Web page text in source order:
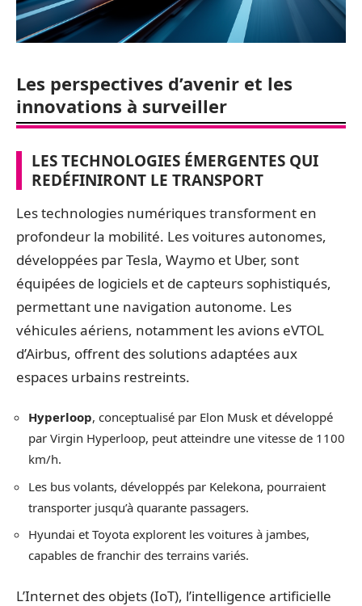
Les perspectives d’avenir et les
innovations à surveiller
LES TECHNOLOGIES ÉMERGENTES QUI
REDÉFINIRONT LE TRANSPORT
Les technologies numériques transforment en
profondeur la mobilité. Les voitures autonomes,
développées par Tesla, Waymo et Uber, sont
équipées de logiciels et de capteurs sophistiqués,
permettant une navigation autonome. Les
véhicules aériens, notamment les avions eVTOL
d’Airbus, offrent des solutions adaptées aux
espaces urbains restreints.
Hyperloop, conceptualisé par Elon Musk et développé
par Virgin Hyperloop, peut atteindre une vitesse de 1100
km/h.
Les bus volants, développés par Kelekona, pourraient
transporter jusqu’à quarante passagers.
Hyundai et Toyota explorent les voitures à jambes,
capables de franchir des terrains variés.
L’Internet des objets (IoT), l’intelligence artificielle